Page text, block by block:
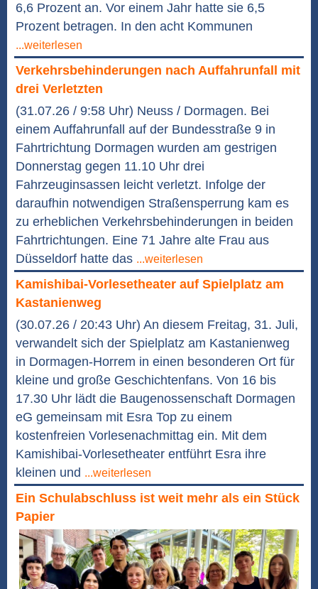
6,6 Prozent an. Vor einem Jahr hatte sie 6,5
Prozent betragen. In den acht Kommunen
...weiterlesen
Verkehrsbehinderungen nach Auffahrunfall mit
drei Verletzten
(31.07.26 / 9:58 Uhr) Neuss / Dormagen. Bei
einem Auffahrunfall auf der Bundesstraße 9 in
Fahrtrichtung Dormagen wurden am gestrigen
Donnerstag gegen 11.10 Uhr drei
Fahrzeuginsassen leicht verletzt. Infolge der
daraufhin notwendigen Straßensperrung kam es
zu erheblichen Verkehrsbehinderungen in beiden
Fahrtrichtungen. Eine 71 Jahre alte Frau aus
Düsseldorf hatte das ...weiterlesen
Kamishibai-Vorlesetheater auf Spielplatz am
Kastanienweg
(30.07.26 / 20:43 Uhr) An diesem Freitag, 31. Juli,
verwandelt sich der Spielplatz am Kastanienweg
in Dormagen-Horrem in einen besonderen Ort für
kleine und große Geschichtenfans. Von 16 bis
17.30 Uhr lädt die Baugenossenschaft Dormagen
eG gemeinsam mit Esra Top zu einem
kostenfreien Vorlesenachmittag ein. Mit dem
Kamishibai-Vorlesetheater entführt Esra ihre
kleinen und ...weiterlesen
Ein Schulabschluss ist weit mehr als ein Stück
Papier